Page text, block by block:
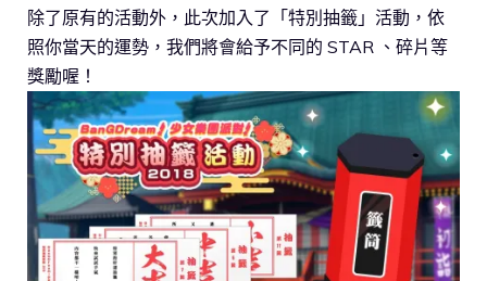
除了原有的活動外，此次加入了「特別抽籤」活動，依
照你當天的運勢，我們將會給予不同的 STAR 、碎片等
獎勵喔！